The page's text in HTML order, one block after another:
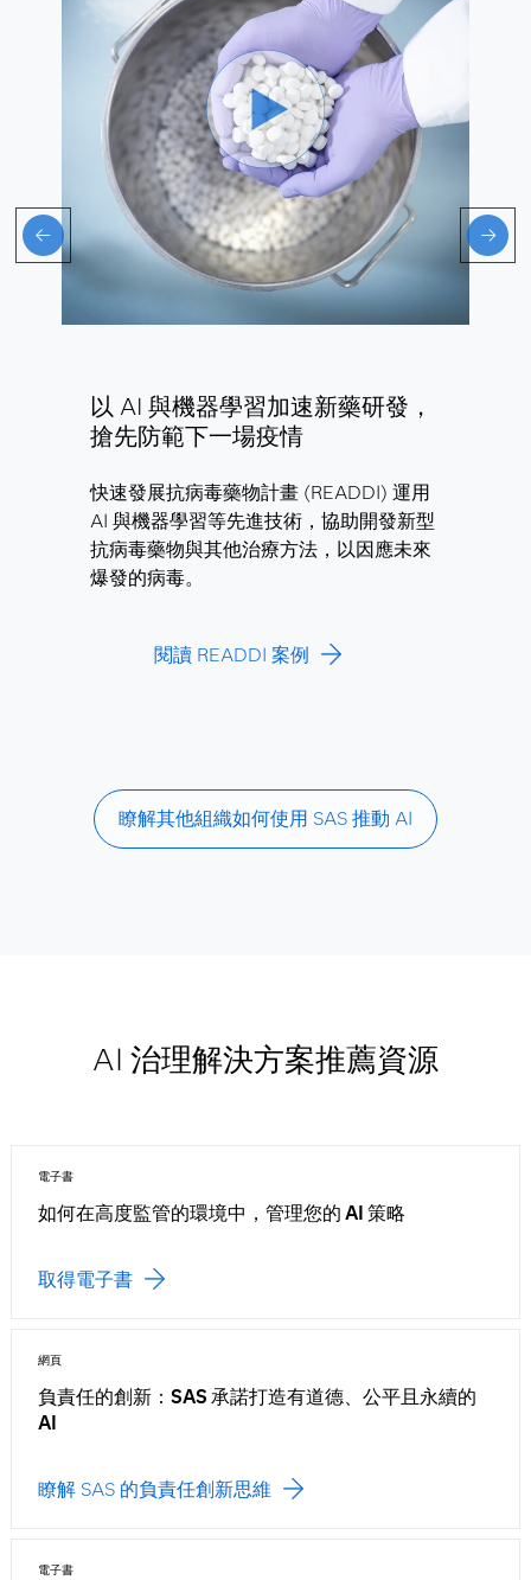
以 AI 與機器學習加速新藥研發，
搶先防範下一場疫情
快速發展抗病毒藥物計畫 (READDI) 運用
AI 與機器學習等先進技術，協助開發新型
抗病毒藥物與其他治療方法，以因應未來
爆發的病毒。
閱讀 READDI 案例
瞭解其他組織如何使用 SAS 推動 AI
AI 治理解決方案推薦資源
電子書
如何在高度監管的環境中，管理您的 AI 策略
取得電子書
網頁
負責任的創新：SAS 承諾打造有道德、公平且永續的
AI
瞭解 SAS 的負責任創新思維
電子書